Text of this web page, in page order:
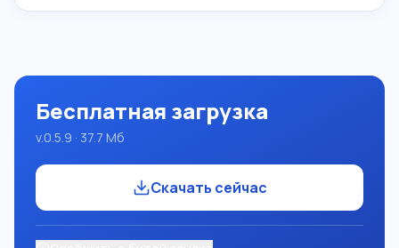
Бесплатная загрузка
v.0.5.9 · 37.7 Мб
Скачать сейчас